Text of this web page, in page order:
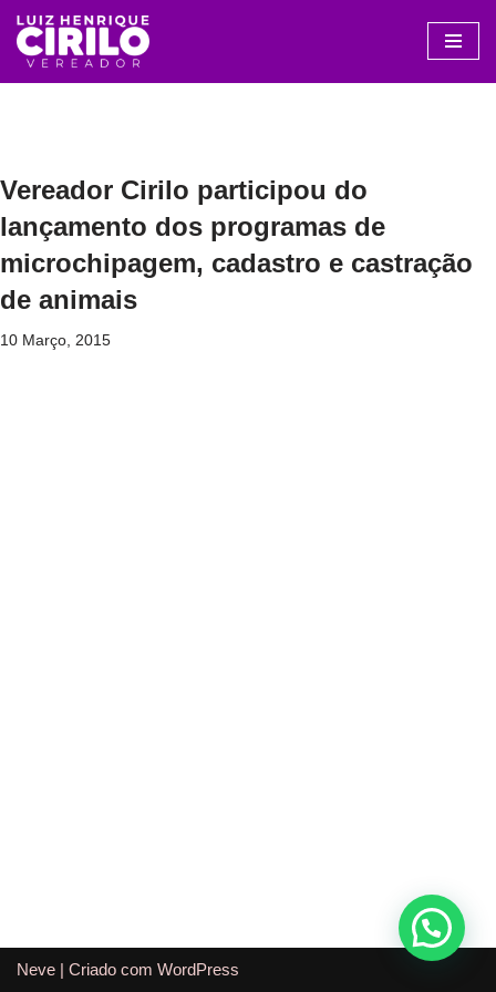
Avançar
para
Vereador Cirilo participou do
lançamento dos programas de
microchipagem, cadastro e castração
de animais
10 Março, 2015
Neve | Criado com WordPress